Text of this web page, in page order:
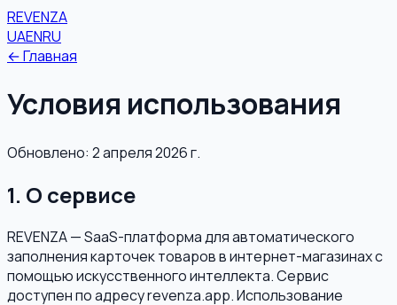
REVENZA
UAENRU
←Главная
Условия использования
Обновлено: 2 апреля 2026 г.
1. О сервисе
REVENZA — SaaS-платформа для автоматического
заполнения карточек товаров в интернет-магазинах с
помощью искусственного интеллекта. Сервис
доступен по адресу revenza.app. Использование